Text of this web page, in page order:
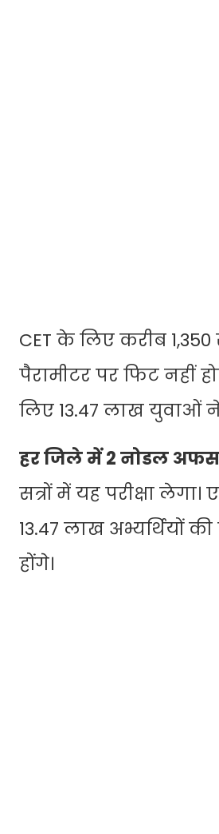
CET के लिए करीब
पैरामीटर पर फिट नहीं
लिए 13.47 लाख युवाओं ने
हर जिले में 2 नोडल
सत्रों में यह परीक्षा
13.47 लाख अभ्यर्थियों
होंगे।